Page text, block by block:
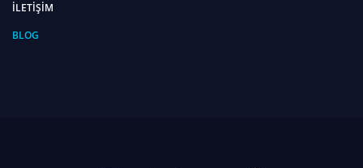
İLETİŞİM
BLOG